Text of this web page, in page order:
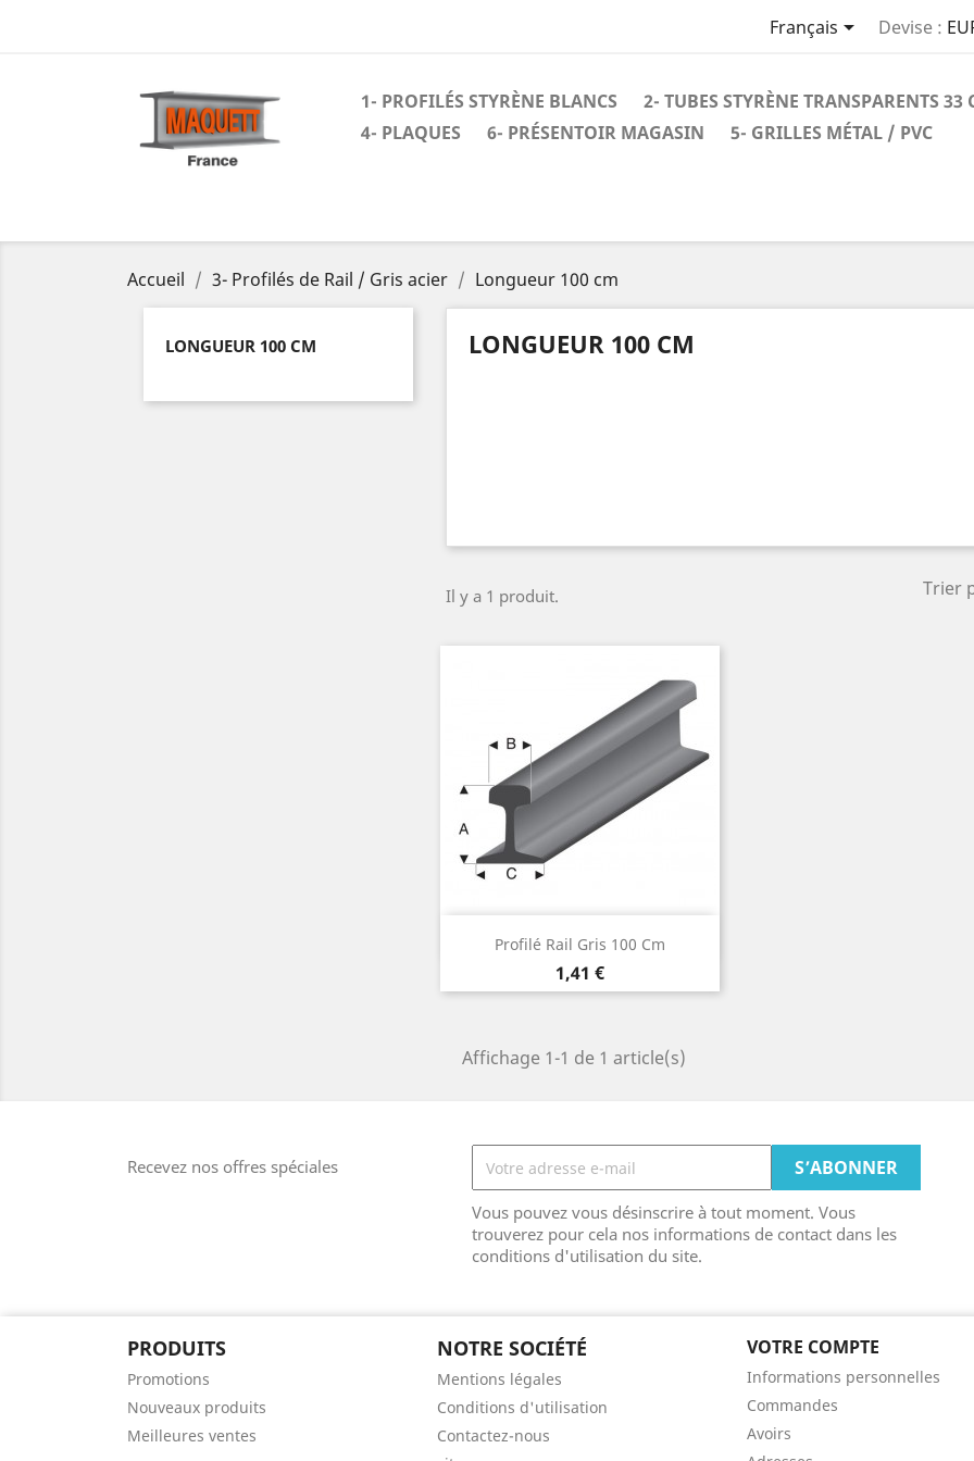
Français Devise :
1- PROFILÉS STYRÈNE BLANCS 2- TUBES STYRÈNE TRANSPARENTS 33
4- PLAQUES
6- PRÉSENTOIR MAGASIN 5- GRILLES MÉTAL / PVC
Accueil 3- Profilés de Rail / Gris acier Longueur 100 cm
LONGUEUR 100 CM LONGUEUR 100 CM
Il y a 1 produit.
Trier
Profilé Rail Gris 100 Cm
Prix
1,41 €
Aperçu rapide
Affichage 1-1 de 1 article(s)
Recevez nos offres spéciales
Vous pouvez vous désinscrire à tout moment. Vous
trouverez pour cela nos informations de contact dans les
conditions d'utilisation du site.
PRODUITS
Promotions
Nouveaux produits
Meilleures ventes
NOTRE SOCIÉTÉ
Mentions légales
Conditions d'utilisation
Contactez-nous
VOTRE COMPTE
Informations personnelles
Commandes
Avoirs